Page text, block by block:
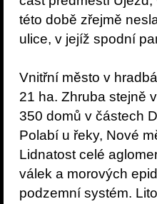
této době zřejmě
ulice, v jejíž spodní
Vnitřní město v
21 ha. Zhruba stejně
350 domů v částech
Polabí u řeky, Nové
Lidnatost celé
válek a morových
podzemní systém.